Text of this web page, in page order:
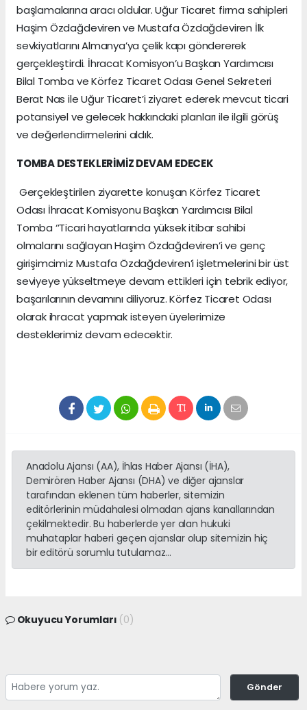
başlamalarına aracı oldular. Uğur Ticaret firma sahipleri
Haşim Özdağdeviren ve Mustafa Özdağdeviren İlk
sevkiyatlarını Almanya’ya çelik kapı göndererek
gerçekleştirdi. İhracat Komisyon’u Başkan Yardımcısı
Bilal Tomba ve Körfez Ticaret Odası Genel Sekreteri
Berat Nas ile Uğur Ticaret’i ziyaret ederek mevcut ticari
potansiyel ve gelecek hakkındaki planları ile ilgili görüş
ve değerlendirmelerini aldık.
TOMBA DESTEKLERİMİZ DEVAM EDECEK
Gerçekleştirilen ziyarette konuşan Körfez Ticaret
Odası İhracat Komisyonu Başkan Yardımcısı Bilal
Tomba ‘’Ticari hayatlarında yüksek itibar sahibi
olmalarını sağlayan Haşim Özdağdeviren’i ve genç
girişimcimiz Mustafa Özdağdeviren’i işletmelerini bir üst
seviyeye yükseltmeye devam ettikleri için tebrik ediyor,
başarılarının devamını diliyoruz. Körfez Ticaret Odası
olarak ihracat yapmak isteyen üyelerimize
desteklerimiz devam edecektir.
Anadolu Ajansı (AA), İhlas Haber Ajansı (İHA),
Demirören Haber Ajansı (DHA) ve diğer ajanslar
tarafından eklenen tüm haberler, sitemizin
editörlerinin müdahalesi olmadan ajans kanallarından
çekilmektedir. Bu haberlerde yer alan hukuki
muhataplar haberi geçen ajanslar olup sitemizin hiç
bir editörü sorumlu tutulamaz...
Okuyucu Yorumları (0)
Gönder